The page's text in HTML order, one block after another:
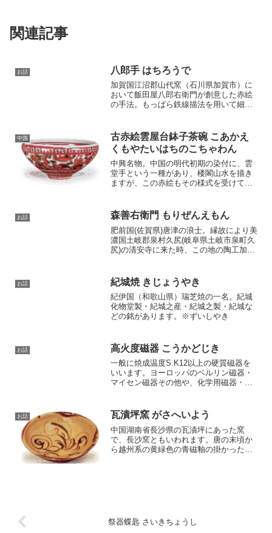
関連記事
お話 八郎手 はちろうで
加賀国江沼郡山代窯（石川県加賀市）に
おいて飯田屋八郎右衛門が創意した赤絵
の手法。もっぱら鉄線描法を用いて細密
白磁を用い、赤彩も十分に精良なものを
用いて、金色も二度窯で仕...
中国
古赤絵雲屋台鉢子茶碗 こあかえ
くもやたいはちのこちゃわん
中興名物。中国の明代初期の染付に、雲
堂手という一種があり、楼閣山水を描き
ますが、この赤絵もその様式を受けてい
徳年間1488-1522の作品をさしています
が、この一碗はそ...
お話 森善右衛門 もりぜんえもん
肥前国(佐賀県)唐津の浪士。縁故により美
濃国土岐郡泉村久尻(岐阜県土岐市泉町久
尻)の清安寺に来た時、この地の陶工加藤
津の窯業を視察させた。景延は正親町上
皇に白釉手の茶碗...
お話 紀城焼 きじょうやき
紀伊国（和歌山県）瑞芝焼の一名。紀城
化物堂製・紀城之産・紀城之製・紀城な
どの銘があります。※ずいしやき
お話 高火度磁器 こうかどじき
一般に焼成温度S.K12以上の硬質磁器を
いいます。ヨーロッパのベルリン磁器・
マイセン磁器その他や、化学用磁器・点
す。主としてカオリン質素地でムライト
がよく発達し、耐酸およ...
お話 瓦漬坪窯 がさへいよう
中国湖南省長沙県の瓦漬坪にあった窯
で、長沙窯ともいわれます。唐の末頃か
ら越州系の黄緑色の青磁釉の掛かった器
祭器蝶匙 さいきちょうし